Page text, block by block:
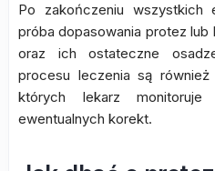
Po zakończeniu wszystkich
próba dopasowania protez
oraz ich ostateczne
procesu leczenia są
których lekarz
ewentualnych korekt.